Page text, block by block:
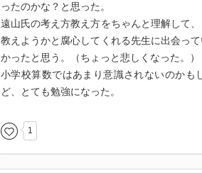
第３章の集合の話は、当時算数教育に持ち
だと思います。現在も集合の考え方が残っ
表舞台からは姿を消してしまいました。や
ちに頭が痛くなりました。
の考え方で教科書を作るとすれば、どんな
ったのかな？と思った。
遠山氏の考え方教え方をちゃんと理解して
教えようかと腐心してくれる先生に出会っ
かったと思う。（ちょっと悲しくなった。）
小学校算数ではあまり意識されないのかも
ど、とても勉強になった。
1